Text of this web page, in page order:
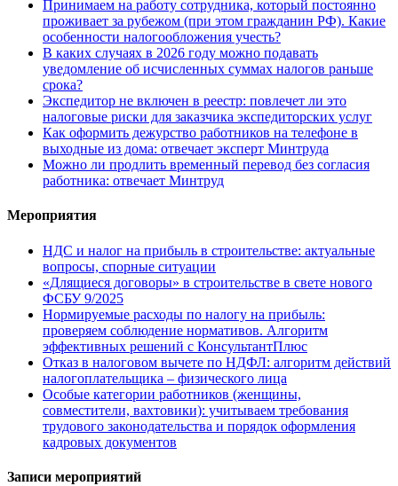
Принимаем на работу сотрудника, который постоянно
проживает за рубежом (при этом гражданин РФ). Какие
особенности налогообложения учесть?
В каких случаях в 2026 году можно подавать
уведомление об исчисленных суммах налогов раньше
срока?
Экспедитор не включен в реестр: повлечет ли это
налоговые риски для заказчика экспедиторских услуг
Как оформить дежурство работников на телефоне в
выходные из дома: отвечает эксперт Минтруда
Можно ли продлить временный перевод без согласия
работника: отвечает Минтруд
Мероприятия
НДС и налог на прибыль в строительстве: актуальные
вопросы, спорные ситуации
«Длящиеся договоры» в строительстве в свете нового
ФСБУ 9/2025
Нормируемые расходы по налогу на прибыль:
проверяем соблюдение нормативов. Алгоритм
эффективных решений с КонсультантПлюс
Отказ в налоговом вычете по НДФЛ: алгоритм действий
налогоплательщика – физического лица
Особые категории работников (женщины,
совместители, вахтовики): учитываем требования
трудового законодательства и порядок оформления
кадровых документов
Записи мероприятий